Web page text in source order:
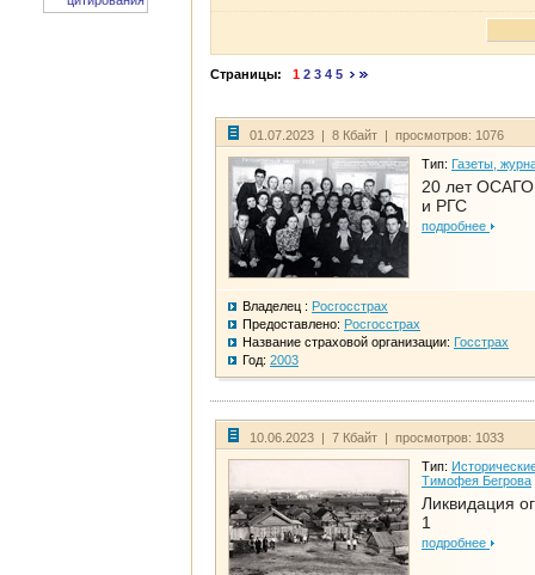
Страницы: 1 2 3 4 5
01.07.2023 | 8 Кбайт | просмотров: 1076
Тип: Газеты,
20 лет
и РГС
подробнее
Владелец : Росгосстрах
Предоставлено: Росгосстрах
Название страховой организации: Госстрах
Год: 2003
10.06.2023 | 7 Кбайт | просмотров: 1033
Тип:
Тимофея Бегрова
Ликвидация
1
подробнее